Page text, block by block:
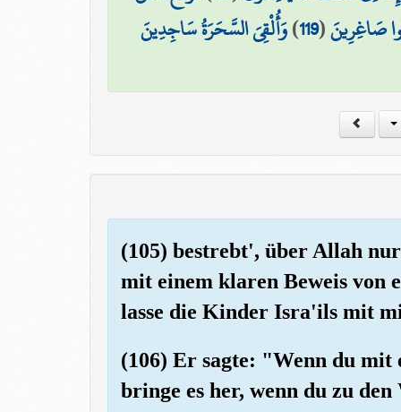
صَاغِرِينَ(
119
)وَأُلْقِيَ السَّحَرَةُ سَاجِدِينَ
(105) bestrebt', über Allah
mit einem klaren Beweis von
lasse die Kinder Isra'ils mit
(106) Er sagte: "Wenn du mit
bringe es her, wenn du zu